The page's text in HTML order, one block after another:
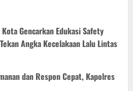
Gencarkan Edukasi Safety
Angka Kecelakaan Lalu Lintas
dan Respon Cepat, Kapolres